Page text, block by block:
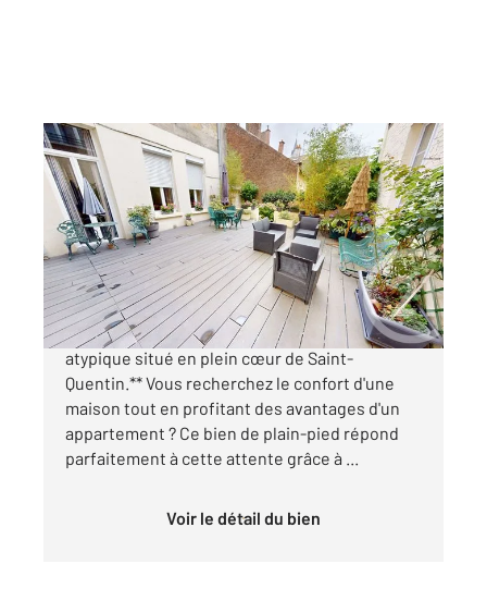
ST QUENTIN 02
93,39 m
, 4 pièces
Ref : 13876
Appartement à vendre
169 000 €
**CENTURY 21 Delahaye vous propose ce bien
atypique situé en plein cœur de Saint-
Quentin.** Vous recherchez le confort d'une
maison tout en profitant des avantages d'un
appartement ? Ce bien de plain-pied répond
parfaitement à cette attente grâce à ...
Voir le détail du bien